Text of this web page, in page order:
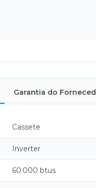
Garantia do
Cassete
Inverter
60.000 btus